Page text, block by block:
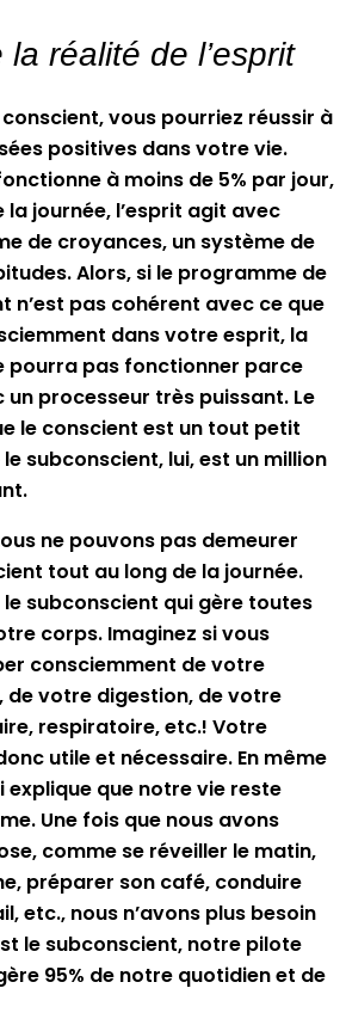
réalité de l’esprit
conscient, vous pourriez réussir à
positives dans votre vie.
à moins de 5% par jour,
la journée, l’esprit agit avec
de croyances, un système de
Alors, si le programme de
n’est pas cohérent avec ce que
dans votre esprit, la
pourra pas fonctionner parce
un processeur très puissant. Le
le conscient est un tout petit
subconscient, lui, est un million
ne pouvons pas demeurer
tout au long de la journée.
le subconscient qui gère toutes
corps. Imaginez si vous
consciemment de votre
de votre digestion, de votre
respiratoire, etc.! Votre
utile et nécessaire. En même
explique que notre vie reste
Une fois que nous avons
comme se réveiller le matin,
préparer son café, conduire
etc., nous n’avons plus besoin
le subconscient, notre pilote
95% de notre quotidien et de